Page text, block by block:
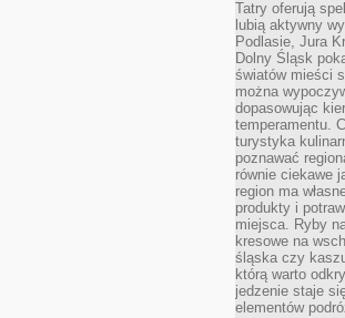
Tatry oferują
lubią aktywny
Podlasie, Jura
Dolny Śląsk
światów mieści
można
dopasowując
temperamentu.
turystyka
poznawać
równie ciekawe
region ma
produkty i
miejsca. Ryby
kresowe na
śląska czy
którą warto
jedzenie staje
elementów